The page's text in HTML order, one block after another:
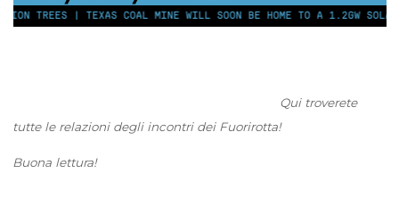
TREES | TEXAS COAL MINE WILL SOON BE HOME TO A 1.2GW
Qui troverete
tutte le relazioni degli incontri dei Fuorirotta!
Buona lettura!